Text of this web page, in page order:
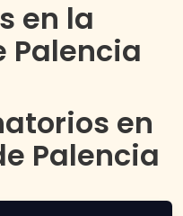
en la
Palencia
en
Palencia